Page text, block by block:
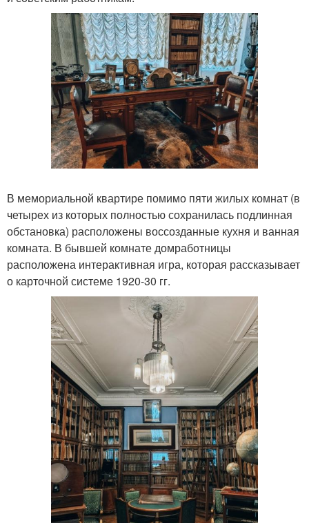
В мемориальной квартире помимо пяти жилых комнат (в
четырех из которых полностью сохранилась подлинная
обстановка) расположены воссозданные кухня и ванная
комната. В бывшей комнате домработницы
расположена интерактивная игра, которая рассказывает
о карточной системе 1920-30 гг.